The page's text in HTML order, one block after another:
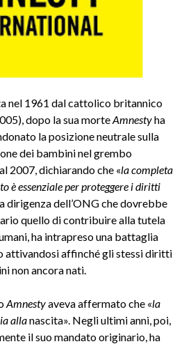
nel 1961 dal cattolico britannico
dopo la sua morteAmnestyha
la posizione neutrale sulla
dei bambini nel grembo
2007, dichiarando che «la completa
è essenziale per proteggere i diritti
dirigenza dell’ONG che dovrebbe
quello di contribuire alla tutela
ha intrapreso una battaglia
attivandosi affinché gli stessi diritti
non ancora nati.
Amnestyaveva affermato che «la
allanascita». Negli ultimi anni, poi,
il suo mandato originario, ha